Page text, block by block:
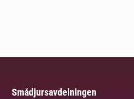
Smådjursavdelningen